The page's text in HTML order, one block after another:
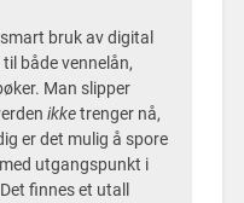
bruk av digital
både vennelån,
Man slipper
ikketrenger nå,
er det mulig å spore
utgangspunkt i
finnes et utall